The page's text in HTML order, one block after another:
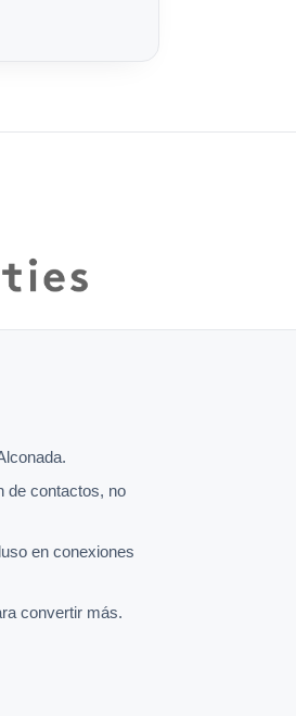
de contactos, no
en conexiones
convertir más.